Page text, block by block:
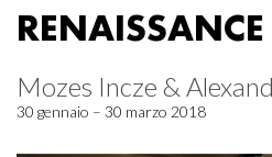
Mozes Incze &
30 gennaio – 30 marzo 2018